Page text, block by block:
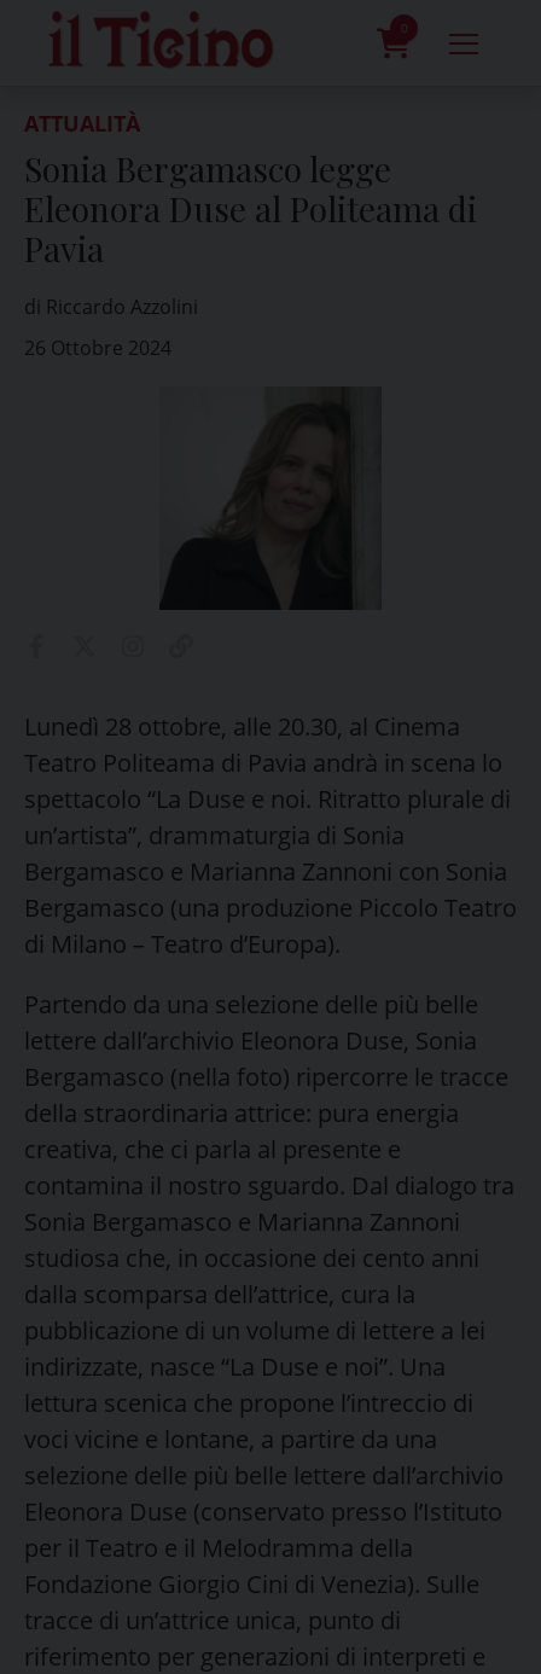
content
0
ATTUALITÀ
Sonia Bergamasco legge
Eleonora Duse al Politeama di
Pavia
di Riccardo Azzolini
26 Ottobre 2024
Lunedì 28 ottobre, alle 20.30, al Cinema
Teatro Politeama di Pavia andrà in scena lo
spettacolo “La Duse e noi. Ritratto plurale di
un’artista”, drammaturgia di Sonia
Bergamasco e Marianna Zannoni con Sonia
Bergamasco (una produzione Piccolo Teatro
di Milano – Teatro d’Europa).
Partendo da una selezione delle più belle
lettere dall’archivio Eleonora Duse, Sonia
Bergamasco (nella foto) ripercorre le tracce
della straordinaria attrice: pura energia
creativa, che ci parla al presente e
contamina il nostro sguardo. Dal dialogo tra
Sonia Bergamasco e Marianna Zannoni
studiosa che, in occasione dei cento anni
dalla scomparsa dell’attrice, cura la
pubblicazione di un volume di lettere a lei
indirizzate, nasce “La Duse e noi”. Una
lettura scenica che propone l’intreccio di
voci vicine e lontane, a partire da una
selezione delle più belle lettere dall’archivio
Eleonora Duse (conservato presso l’Istituto
per il Teatro e il Melodramma della
Fondazione Giorgio Cini di Venezia). Sulle
tracce di un’attrice unica, punto di
riferimento per generazioni di interpreti e